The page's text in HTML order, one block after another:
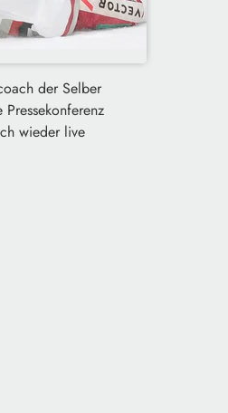
der Selber
wieder live